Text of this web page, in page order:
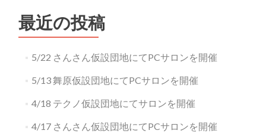
最近の投稿
5/22 さんさん仮設団地にてPCサロンを開催
5/13 舞原仮設団地にてPCサロンを開催
4/18 テクノ仮設団地にてサロンを開催
4/17 さんさん仮設団地にてPCサロンを開催